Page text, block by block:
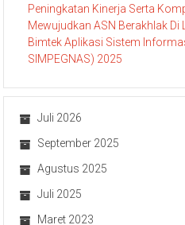
Peningkatan Kinerja Serta
Mewujudkan ASN Berakhlak
Bimtek Aplikasi Sistem
SIMPEGNAS) 2025
Juli 2026
September 2025
Agustus 2025
Juli 2025
Maret 2023